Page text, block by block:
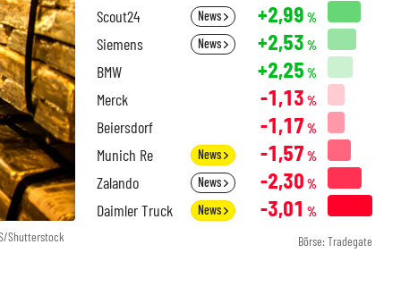
Shutterstock
Scout24 News +2,99 %
Siemens News +2,53 %
BMW +2,25 %
Merck -1,13 %
Beiersdorf -1,17 %
Munich Re News -1,57 %
Zalando News -2,30 %
Daimler Truck News -3,01 %
Börse: Tradegate